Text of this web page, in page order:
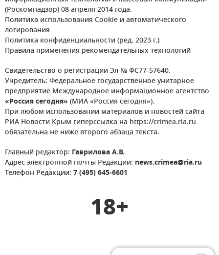
(Роскомнадзор) 08 апреля 2014 года.
Политика использования Cookie и автоматического
логирования
Политика конфиденциальности (ред. 2023 г.)
Правила применения рекомендательных технологий
Свидетельство о регистрации Эл № ФС77-57640.
Учредитель: Федеральное государственное унитарное
предприятие Международное информационное агентство
«Россия сегодня» (МИА «Россия сегодня»).
При любом использовании материалов и новостей сайта
РИА Новости Крым гиперссылка на https://crimea.ria.ru
обязательна не ниже второго абзаца текста.
Главный редактор: Гаврилова А.В.
Адрес электронной почты Редакции: news.crimea@ria.ru
Телефон Редакции: 7 (495) 645-6601
18+